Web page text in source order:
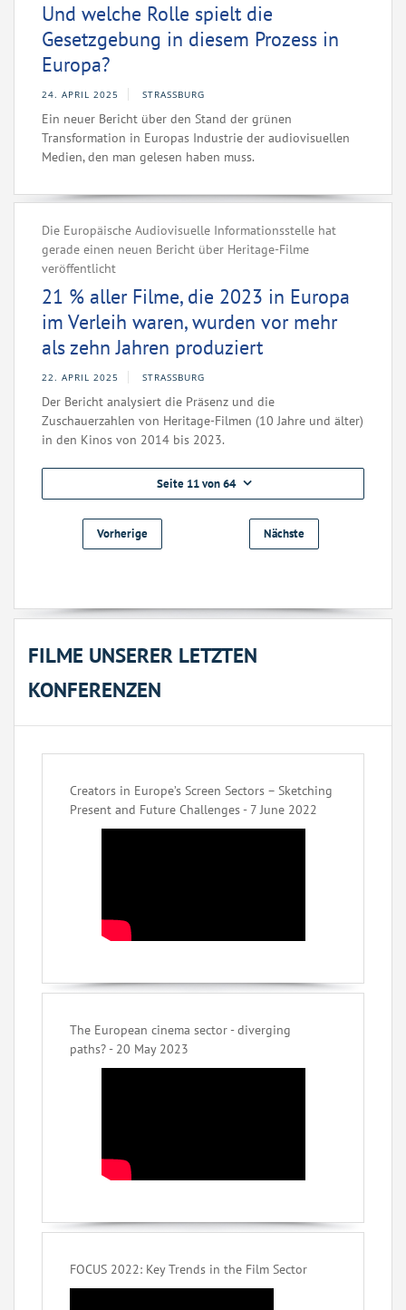
Und welche Rolle spielt die
Gesetzgebung in diesem Prozess in
Europa?
24. APRIL 2025 STRASSBURG
Ein neuer Bericht über den Stand der grünen
Transformation in Europas Industrie der audiovisuellen
Medien, den man gelesen haben muss.
Die Europäische Audiovisuelle Informationsstelle hat
gerade einen neuen Bericht über Heritage-Filme
veröffentlicht
21 % aller Filme, die 2023 in Europa
im Verleih waren, wurden vor mehr
als zehn Jahren produziert
22. APRIL 2025 STRASSBURG
Der Bericht analysiert die Präsenz und die
Zuschauerzahlen von Heritage-Filmen (10 Jahre und älter)
in den Kinos von 2014 bis 2023.
Seite 11 von 64
Vorherige Nächste
FILME UNSERER LETZTEN
KONFERENZEN
Creators in Europe’s Screen Sectors – Sketching
Present and Future Challenges - 7 June 2022
The European cinema sector - diverging
paths? - 20 May 2023
FOCUS 2022: Key Trends in the Film Sector